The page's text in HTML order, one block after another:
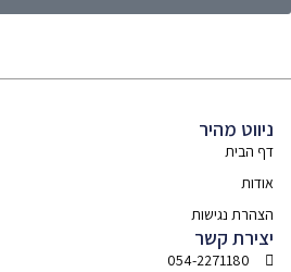
יצירת קשר
054-2271180
ניווט מהיר
דף הבית
אודות
הצהרת נגישות